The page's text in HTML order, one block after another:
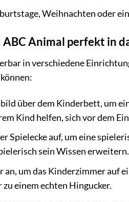
Weihnachten oder
Animal perfekt in
in verschiedene
über dem Kinderbett, um
Kind helfen, sich vor dem
Spielecke auf, um eine
sein Wissen erweitern.
an, um das Kinderzimmer auf
einem echten Hingucker.